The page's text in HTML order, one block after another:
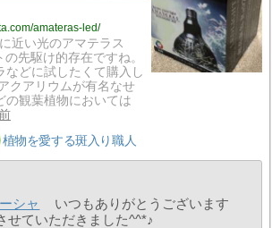
amateras-led/
近い光のアマテラス
先駆け的存在ですね。
などに試したくて購入し
クアリウムが有名なせ
の観葉植物においては
植物を愛する斑入り職人
シャ
いつもありがとうございます
せていただきました^^*♪